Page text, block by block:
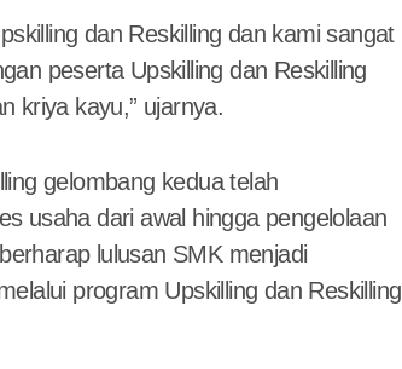
dan Reskilling dan kami sangat
peserta Upskilling dan Reskilling
kriya kayu,” ujarnya.
gelombang kedua telah
usaha dari awal hingga pengelolaan
lulusan SMK menjadi
program Upskilling dan Reskilling